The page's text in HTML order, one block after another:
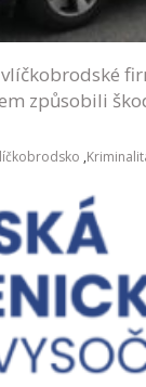
způsobili
,